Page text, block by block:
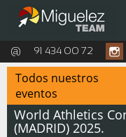
@ 91 434 00 72
Todos nuestros
eventos
World Athletics
(MADRID) 2025.